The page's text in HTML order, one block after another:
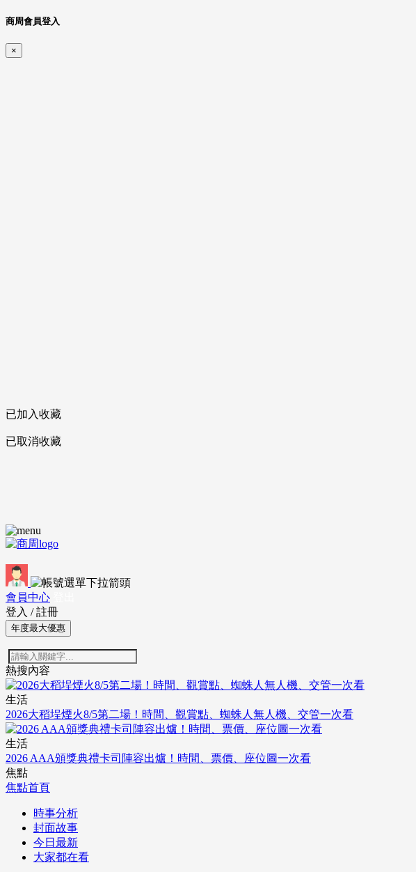
商周會員登入
×
已加入收藏
已取消收藏
會員中心
登入 / 註冊
年度最大優惠
熱搜內容
生活
2026大稻埕煙火8/5第二場！時間、觀賞點、蜘蛛人無人機、交管一次看
生活
2026 AAA頒獎典禮卡司陣容出爐！時間、票價、座位圖一次看
焦點
焦點首頁
時事分析
封面故事
今日最新
大家都在看